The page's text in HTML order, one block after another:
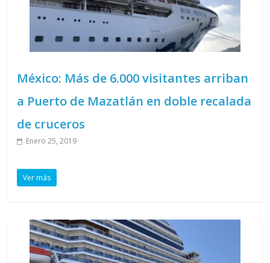
México: Más de 6.000 visitantes arriban
a Puerto de Mazatlán en doble recalada
de cruceros
Enero 25, 2019
Ver más